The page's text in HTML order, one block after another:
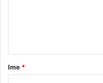
s
rIme *